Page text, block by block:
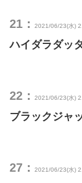
21： 2021/06/23(水)
ハイダラダッ
22： 2021/06/23(水)
ブラックジャ
27： 2021/06/23(水)